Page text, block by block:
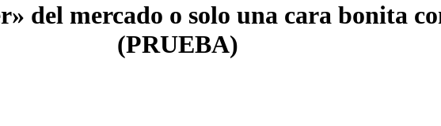
del mercado o solo una cara bonita
(PRUEBA)